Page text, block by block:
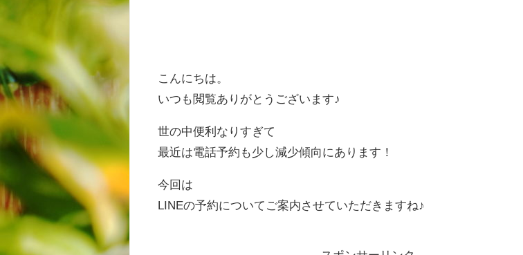
こんにちは。
いつも閲覧ありがとうございます♪
世の中便利なりすぎて
最近は電話予約も少し減少傾向にあります！
今回は
LINEの予約についてご案内させていただきますね♪